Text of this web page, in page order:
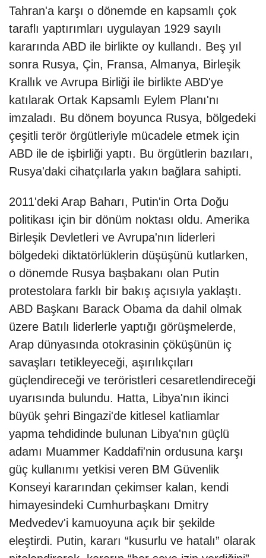
Tahran'a karşı o dönemde en kapsamlı çok
taraflı yaptırımları uygulayan 1929 sayılı
kararında ABD ile birlikte oy kullandı. Beş yıl
sonra Rusya, Çin, Fransa, Almanya, Birleşik
Krallık ve Avrupa Birliği ile birlikte ABD'ye
katılarak Ortak Kapsamlı Eylem Planı'nı
imzaladı. Bu dönem boyunca Rusya, bölgedeki
çeşitli terör örgütleriyle mücadele etmek için
ABD ile de işbirliği yaptı. Bu örgütlerin bazıları,
Rusya'daki cihatçılarla yakın bağlara sahipti.
2011'deki Arap Baharı, Putin'in Orta Doğu
politikası için bir dönüm noktası oldu. Amerika
Birleşik Devletleri ve Avrupa'nın liderleri
bölgedeki diktatörlüklerin düşüşünü kutlarken,
o dönemde Rusya başbakanı olan Putin
protestolara farklı bir bakış açısıyla yaklaştı.
ABD Başkanı Barack Obama da dahil olmak
üzere Batılı liderlerle yaptığı görüşmelerde,
Arap dünyasında otokrasinin çöküşünün iç
savaşları tetikleyeceği, aşırılıkçıları
güçlendireceği ve teröristleri cesaretlendireceği
uyarısında bulundu. Hatta, Libya'nın ikinci
büyük şehri Bingazi'de kitlesel katliamlar
yapma tehdidinde bulunan Libya'nın güçlü
adamı Muammer Kaddafi'nin ordusuna karşı
güç kullanımı yetkisi veren BM Güvenlik
Konseyi kararından çekimser kalan, kendi
himayesindeki Cumhurbaşkanı Dmitry
Medvedev'i kamuoyuna açık bir şekilde
eleştirdi. Putin, kararı “kusurlu ve hatalı” olarak